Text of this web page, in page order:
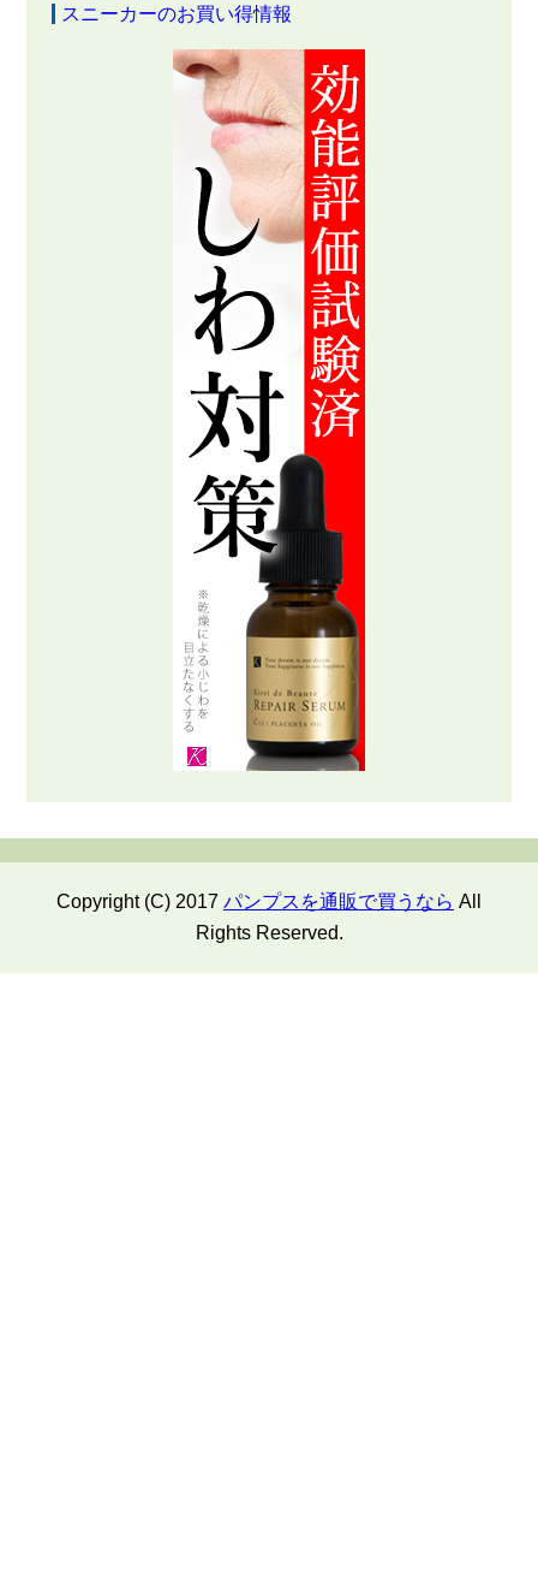
スニーカーのお買い得情報
Copyright (C) 2017 パンプスを通販で買うなら All
Rights Reserved.